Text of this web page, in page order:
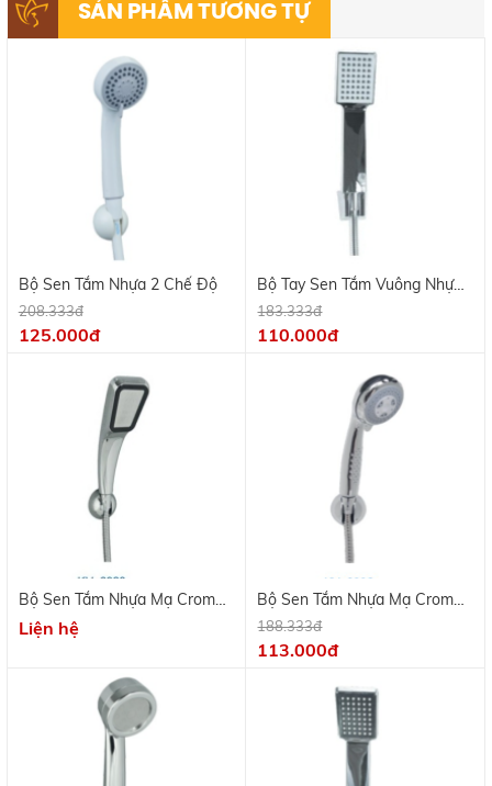
SẢN PHẨM TƯƠNG TỰ
Bộ Sen Tắm Nhựa 2 Chế Độ
208.333đ
125.000đ
Bộ Tay Sen Tắm Vuông Nhựa
Mạ Crome
183.333đ
110.000đ
Bộ Sen Tắm Nhựa Mạ Crome,
Tia Laser
Liện hệ
Bộ Sen Tắm Nhựa Mạ Crome
2 Chế Độ
188.333đ
113.000đ